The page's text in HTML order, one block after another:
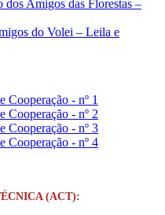
dos Amigos das Florestas –
do Volei – Leila e
Cooperação - nº 1
Cooperação - nº 2
Cooperação - nº 3
Cooperação - nº 4
(ACT):